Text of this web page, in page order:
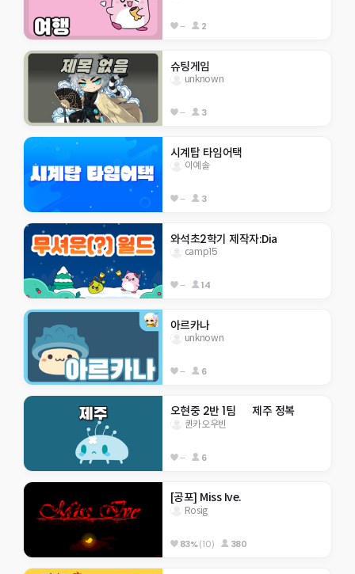
-- 2
슈팅게임
unknown
-- 3
시계탑 타임어택
이예솔
-- 3
와석초2학기 제작자:Dia
camp15
-- 14
아르카나
unknown
-- 6
오현중 2반 1팀      제주 정복
퀸카오우빈
-- 6
[공포] Miss Ive.
Rosig
83%(10) 380